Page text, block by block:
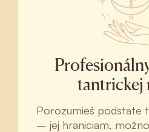
tantrickej
Porozumieš podstate
– jej hraniciam,